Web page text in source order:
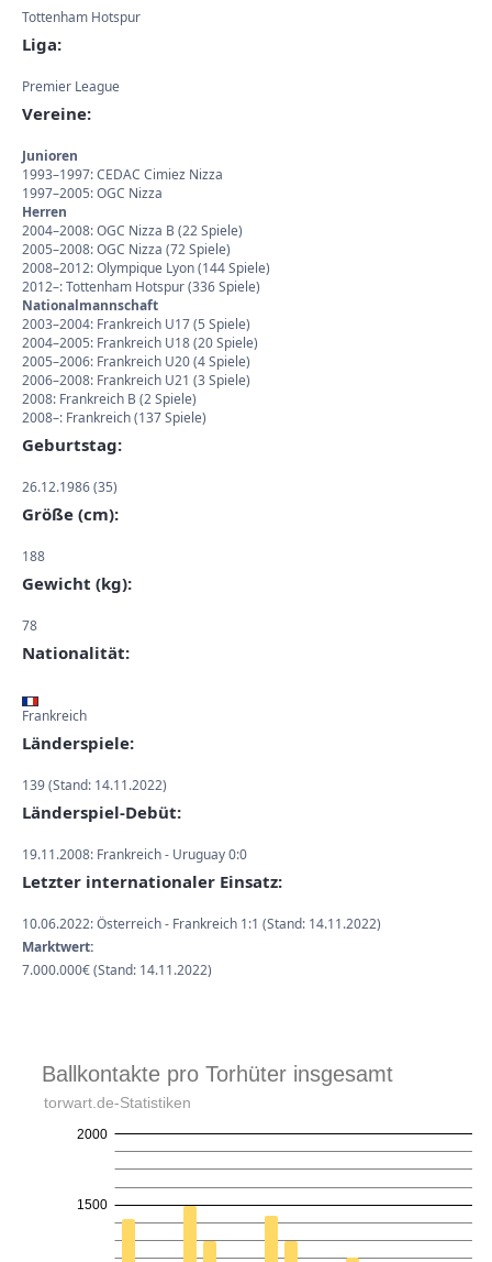
Tottenham Hotspur
Liga:
Premier League
Vereine:
Junioren
1993–1997: CEDAC Cimiez Nizza
1997–2005: OGC Nizza
Herren
2004–2008: OGC Nizza B (22 Spiele)
2005–2008: OGC Nizza (72 Spiele)
2008–2012: Olympique Lyon (144 Spiele)
2012–: Tottenham Hotspur (336 Spiele)
Nationalmannschaft
2003–2004: Frankreich U17 (5 Spiele)
2004–2005: Frankreich U18 (20 Spiele)
2005–2006: Frankreich U20 (4 Spiele)
2006–2008: Frankreich U21 (3 Spiele)
2008: Frankreich B (2 Spiele)
2008–: Frankreich (137 Spiele)
Geburtstag:
26.12.1986 (35)
Größe (cm):
188
Gewicht (kg):
78
Nationalität:
Frankreich
Länderspiele:
139 (Stand: 14.11.2022)
Länderspiel-Debüt:
19.11.2008: Frankreich - Uruguay 0:0
Letzter internationaler Einsatz:
10.06.2022: Österreich - Frankreich 1:1 (Stand: 14.11.2022)
Marktwert:
7.000.000€ (Stand: 14.11.2022)